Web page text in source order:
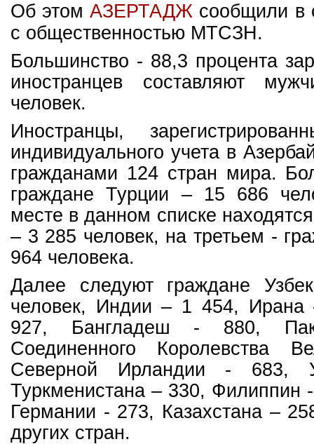
Об этомАЗЕРТАДЖ сообщили в
с общественностью МТСЗН.
Большинство - 88,3 процента
иностранцев составляют
человек.
Иностранцы,
индивидуального учета в
гражданами 124 стран мира.
граждане Турции – 15 686
месте в данном списке
– 3 285 человек, на третьем -
964 человека.
Далее следуют граждане
человек, Индии – 1 454,
927, Бангладеш - 880,
Соединенного Королевства
Северной Ирландии - 683,
Туркменистана – 330,
Германии - 273, Казахстана –
других стран.